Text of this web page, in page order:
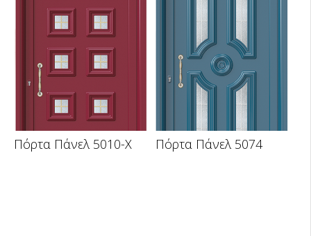
Πόρτα Πάνελ 5010-X Πόρτα Πάνελ 5074